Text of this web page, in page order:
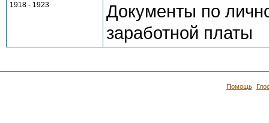
1918 - 1923
Документы по
заработной платы
Помощь